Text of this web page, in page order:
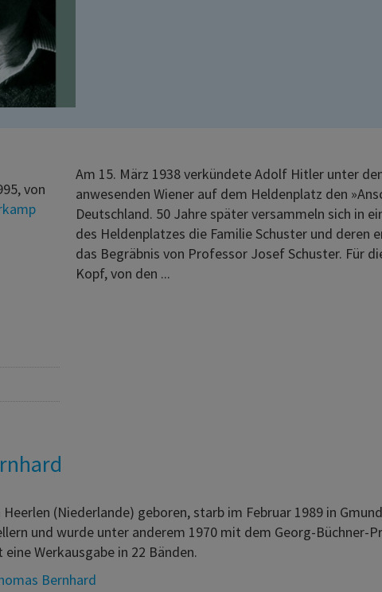
von
Am 15. März 1938 verkündete Adolf Hitler unter
anwesenden Wiener auf dem Heldenplatz den
Deutschland. 50 Jahre später versammeln sich in
des Heldenplatzes die Familie Schuster und deren
das Begräbnis von Professor Josef Schuster. Für
Kopf, von den ...
(Niederlande) geboren, starb im Februar 1989 in
und wurde unter anderem 1970 mit dem Georg-Büchner-
Werkausgabe in 22 Bänden.
Bernhard